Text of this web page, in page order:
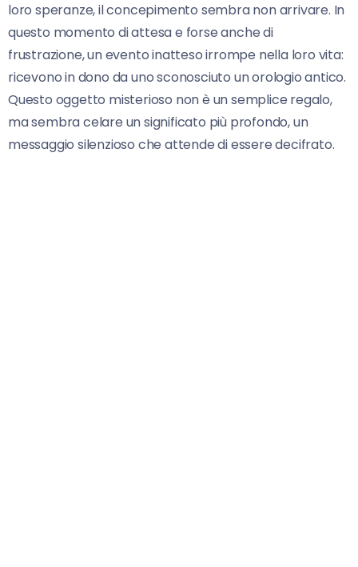
loro speranze, il concepimento sembra non arrivare. In
questo momento di attesa e forse anche di
frustrazione, un evento inatteso irrompe nella loro vita:
ricevono in dono da uno sconosciuto un orologio antico.
Questo oggetto misterioso non è un semplice regalo,
ma sembra celare un significato più profondo, un
messaggio silenzioso che attende di essere decifrato.